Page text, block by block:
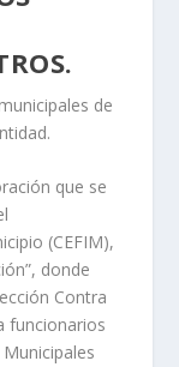
de
que se
(CEFIM),
donde
Contra
funcionarios